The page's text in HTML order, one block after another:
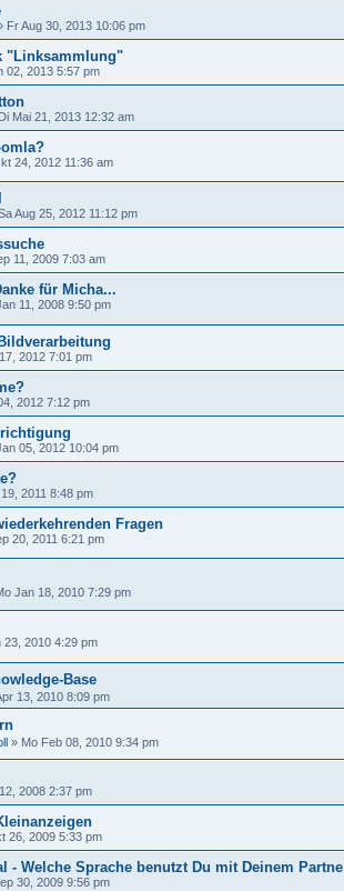
Fr Aug 30, 2013 10:06 pm
"Linksammlung"
02, 2013 5:57 pm
Di Mai 21, 2013 12:32 am
24, 2012 11:36 am
Aug 25, 2012 11:12 pm
11, 2009 7:03 am
für Micha...
11, 2008 9:50 pm
2012 7:01 pm
2012 7:12 pm
05, 2012 10:04 pm
2011 8:48 pm
Fragen
20, 2011 6:21 pm
Jan 18, 2010 7:29 pm
23, 2010 4:29 pm
Base
13, 2010 8:09 pm
» Mo Feb 08, 2010 9:34 pm
2008 2:37 pm
26, 2009 5:33 pm
- Welche Sprache benutzt Du mit Deinem Partne
30, 2009 9:56 pm